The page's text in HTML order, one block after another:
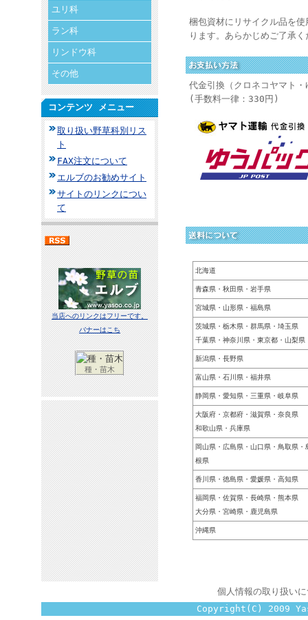
ユリ科
ラン科
リンドウ科
その他
コンテンツ メニュー
取り扱い野草科別リス
ト
FAX注文について
エルブのお勧めサイト
サイトのリンクについ
て
当店へのリンクはフリーです。
バナーはこち
種・苗木
梱包資材にリサイクル品を
ります。あらかじめご了承く
代金引換（クロネコヤマト・
(手数料一律：330円)
北海道
青森県・秋田県・岩手県
宮城県・山形県・福島県
茨城県・栃木県・群馬県・埼玉県
千葉県・神奈川県・東京都・山梨県
新潟県・長野県
富山県・石川県・福井県
静岡県・愛知県・三重県・岐阜県
大阪府・京都府・滋賀県・奈良県
和歌山県・兵庫県
岡山県・広島県・山口県・鳥取県・
根県
香川県・徳島県・愛媛県・高知県
福岡県・佐賀県・長崎県・熊本県
大分県・宮崎県・鹿児島県
沖縄県
個人情報の取り扱い
Copyright(C) 2009